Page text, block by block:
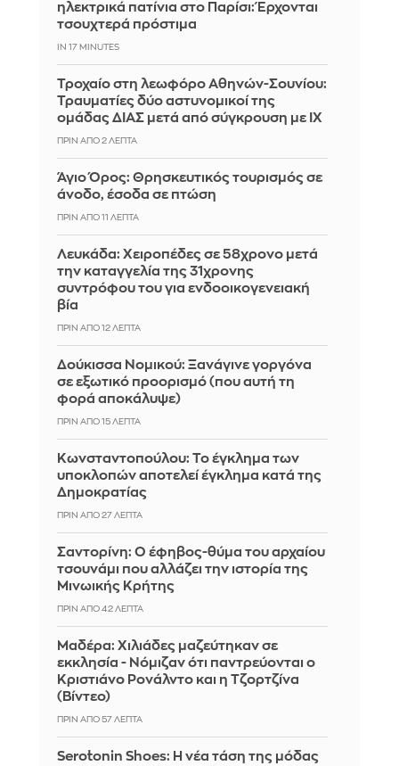
ηλεκτρικά πατίνια στο Παρίσι: Έρχονται
τσουχτερά πρόστιμα
IN 17 MINUTES
Τροχαίο στη λεωφόρο Αθηνών-Σουνίου:
Τραυματίες δύο αστυνομικοί της
ομάδας ΔΙΑΣ μετά από σύγκρουση με ΙΧ
ΠΡΙΝ ΑΠΌ 2 ΛΕΠΤΆ
Άγιο Όρος: Θρησκευτικός τουρισμός σε
άνοδο, έσοδα σε πτώση
ΠΡΙΝ ΑΠΌ 11 ΛΕΠΤΆ
Λευκάδα: Χειροπέδες σε 58χρονο μετά
την καταγγελία της 31χρονης
συντρόφου του για ενδοοικογενειακή
βία
ΠΡΙΝ ΑΠΌ 12 ΛΕΠΤΆ
Δούκισσα Νομικού: Ξανάγινε γοργόνα
σε εξωτικό προορισμό (που αυτή τη
φορά αποκάλυψε)
ΠΡΙΝ ΑΠΌ 15 ΛΕΠΤΆ
Κωνσταντοπούλου: Το έγκλημα των
υποκλοπών αποτελεί έγκλημα κατά της
Δημοκρατίας
ΠΡΙΝ ΑΠΌ 27 ΛΕΠΤΆ
Σαντορίνη: Ο έφηβος-θύμα του αρχαίου
τσουνάμι που αλλάζει την ιστορία της
Μινωικής Κρήτης
ΠΡΙΝ ΑΠΌ 42 ΛΕΠΤΆ
Μαδέρα: Χιλιάδες μαζεύτηκαν σε
εκκλησία - Νόμιζαν ότι παντρεύονται ο
Κριστιάνο Ρονάλντο και η Τζορτζίνα
(Βίντεο)
ΠΡΙΝ ΑΠΌ 57 ΛΕΠΤΆ
Serotonin Shoes: Η νέα τάση της μόδας